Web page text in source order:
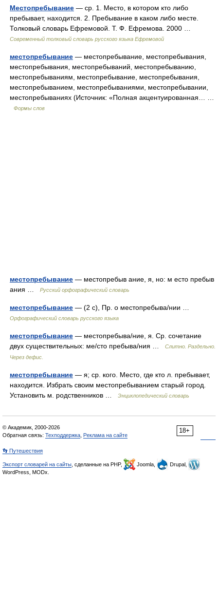
Местопребывание — ср. 1. Место, в котором кто либо
пребывает, находится. 2. Пребывание в каком либо месте.
Толковый словарь Ефремовой. Т. Ф. Ефремова. 2000 …
Современный толковый словарь русского языка Ефремовой
местопребывание — местопребывание, местопребывания,
местопребывания, местопребываний, местопребыванию,
местопребываниям, местопребывание, местопребывания,
местопребыванием, местопребываниями, местопребывании,
местопребываниях (Источник: «Полная акцентуированная… …
Формы слов
местопребывание — местопребыв ание, я, но: м есто пребыв
ания …
Русский орфографический словарь
местопребывание — (2 с), Пр. о местопребыва/нии …
Орфографический словарь русского языка
местопребывание — местопребыва/ние, я. Ср. сочетание
двух существительных: ме/сто пребыва/ния …
Слитно. Раздельно.
Через дефис.
местопребывание — я; ср. кого. Место, где кто л. пребывает,
находится. Избрать своим местопребыванием старый город.
Установить м. родственников …
Энциклопедический словарь
18+
© Академик, 2000-2026
Обратная связь: Техподдержка Реклама на сайте
👣 Путешествия
Экспорт словарей на сайты , сделанные на PHP, Joomla,
Drupal,
WordPress, MODx.